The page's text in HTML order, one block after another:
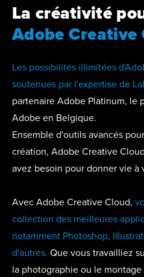
La créativité
Adobe Creative
Les possibilités illimitées
soutenues par l'expertise de
partenaire Adobe Platinum, le
Adobe en Belgique.
Ensemble d'outils avancés
création, Adobe Creative
avez besoin pour donner vie à
Avec Adobe Creative Cloud,
collection des meilleures
notamment Photoshop,
d'autres. Que vous travailliez
la photographie ou le